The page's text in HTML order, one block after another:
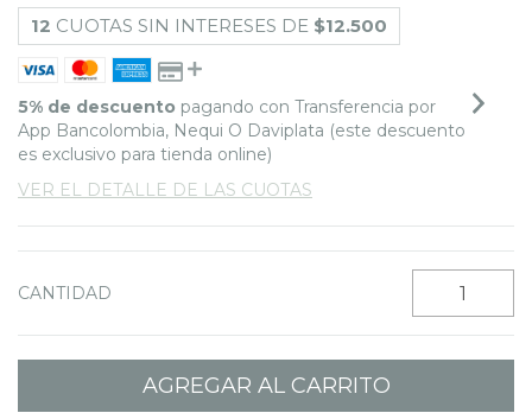
12 CUOTAS SIN INTERESES DE $12.500
5% de descuento pagando con Transferencia por
App Bancolombia, Nequi O Daviplata (este descuento
es exclusivo para tienda online)
VER EL DETALLE DE LAS CUOTAS
CANTIDAD